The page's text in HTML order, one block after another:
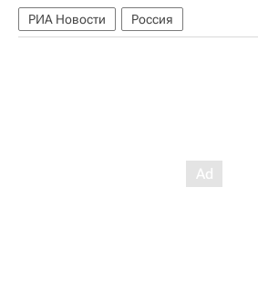
РИА Новости Россия